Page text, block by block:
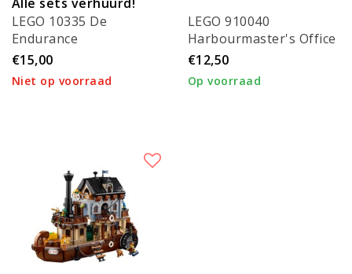
LEGO 10335 De
Endurance
€15,00
Niet op voorraad
LEGO 910040
Harbourmaster's Office
€12,50
Op voorraad